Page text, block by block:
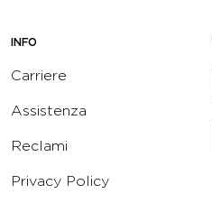
INFO
Carriere
Assistenza
Reclami
Privacy Policy